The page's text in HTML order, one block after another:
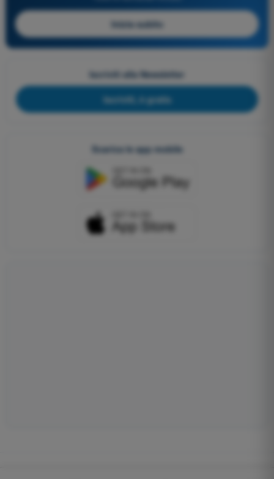
Inizia subito
Iscriviti alla Newsletter
Iscriviti, è gratis
Scarica le app mobile